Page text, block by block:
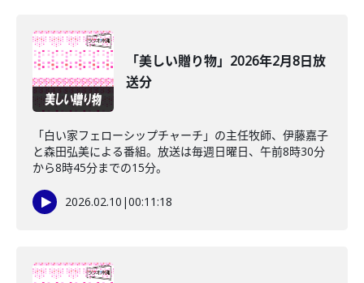
「美しい贈り物」2026年2月8日放
送分
「白い家フェローシップチャーチ」の主任牧師、伊藤嘉子
と森田弘美による番組。放送は毎週日曜日、午前8時30分
から8時45分までの15分。
2026.02.10 |00:11:18